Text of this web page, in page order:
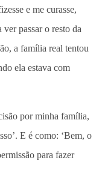
e me curasse,
passar o resto da
a família real tentou
ela estava com
por minha família,
E é como: ‘Bem, o
para fazer